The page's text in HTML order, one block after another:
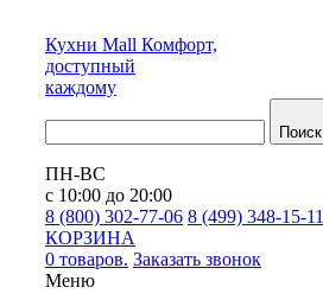
Кухни Mall Комфорт,
доступный
каждому
Поиск
ПН-ВС
с 10:00 до 20:00
8 (800) 302-77-06 8 (499) 348-15-11
КОРЗИНА
0 товаров. Заказать звонок
Меню